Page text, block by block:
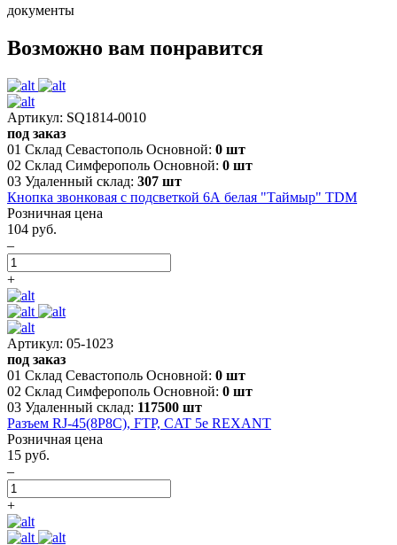
документы
Возможно вам понравится
Артикул: SQ1814-0010
под заказ
01 Склад Севастополь Основной: 0 шт
02 Склад Симферополь Основной: 0 шт
03 Удаленный склад: 307 шт
Кнопка звонковая с подсветкой 6А белая "Таймыр" TDM
Розничная цена
104 руб.
–
+
Артикул: 05-1023
под заказ
01 Склад Севастополь Основной: 0 шт
02 Склад Симферополь Основной: 0 шт
03 Удаленный склад: 117500 шт
Разъем RJ-45(8P8C), FTP, CAT 5e REXANT
Розничная цена
15 руб.
–
+